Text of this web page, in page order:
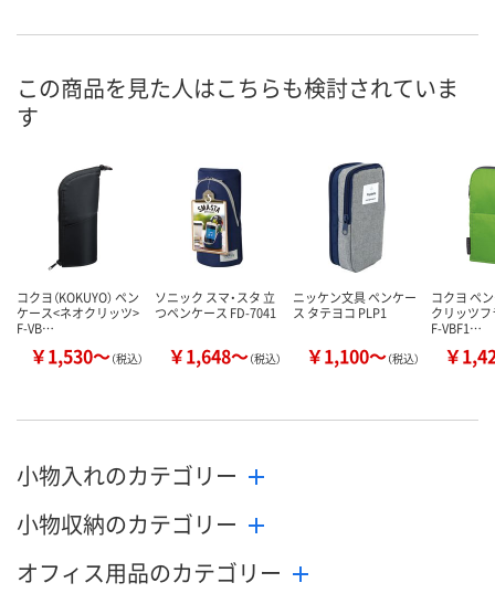
8月8日（土）
カゴへ カゴへ カ
この商品を見た人はこちらも検討されていま
す
コクヨ（KOKUYO） ペン
ケース<ネオクリッツ>
F-VB…
￥1,530～（税込）
ソニック スマ・スタ 立
つペンケース FD-7041
￥1,648～（税込）
ニッケン文具 ペンケー
ス タテヨコ PLP1
￥1,100～（税込）
コクヨ ペ
クリッツ
F-VBF1…
￥
小物入れのカテゴリー
小物収納のカテゴリー
オフィス用品のカテゴリー